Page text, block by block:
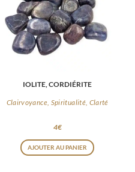
IOLITE, CORDIÉRITE
Clairvoyance, Spiritualité, Clarté
4€
AJOUTER AU PANIER